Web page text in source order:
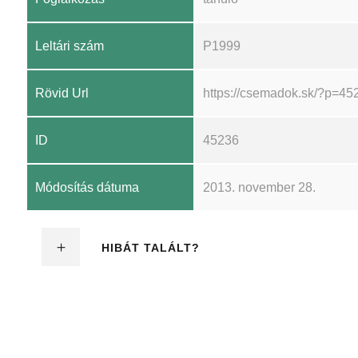
Leltári szám P1999
Rövid Url https://csemadok.sk/
ID 45236
Módosítás dátuma 2013. november 28.
HIBÁT TALÁLT?